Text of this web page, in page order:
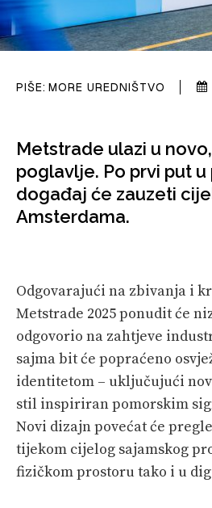
PRETPLATA
SHOP
PIŠE: MORE UREDNIŠTVO
Metstrade ulazi u
poglavlje. Po prvi put u
događaj će zauzeti
Amsterdama.
Odgovarajući na zbivanja i
Metstrade 2025 ponudit će
odgovorio na zahtjeve
sajma bit će popraćeno
identitetom – uključujući
stil inspiriran pomorskim
Novi dizajn povećat će
tijekom cijelog sajamskog
fizičkom prostoru tako i u